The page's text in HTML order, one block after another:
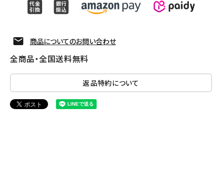
商品についてのお問い合わせ
全商品・全国送料無料
返品特約について